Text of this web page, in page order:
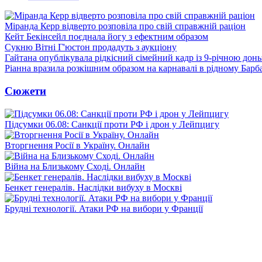
Міранда Керр відверто розповіла про свій справжній раціон
Кейт Бекінсейл поєднала йогу з ефектним образом
Сукню Вітні Г'юстон продадуть з аукціону
Гайтана опублікувала рідкісний сімейний кадр із 9-річною
Ріанна вразила розкішним образом на карнавалі в рідному
Сюжети
Підсумки 06.08: Санкції проти РФ і дрон у Лейпцигу
Вторгнення Росії в Україну. Онлайн
Війна на Близькому Сході. Онлайн
Бенкет генералів. Наслідки вибуху в Москві
Брудні технології. Атаки РФ на вибори у Франції